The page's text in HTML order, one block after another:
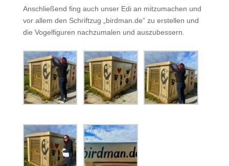
Anschließend fing auch unser Edi an mitzumachen und
vor allem den Schriftzug „birdman.de“ zu erstellen und
die Vogelfiguren nachzumalen und auszubessern.